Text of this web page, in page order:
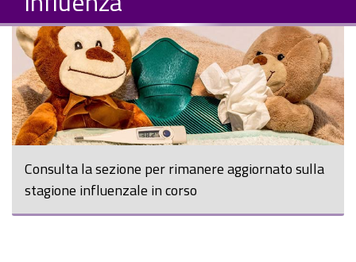
Consulta la sezione per rimanere aggiornato sulla
stagione influenzale in corso